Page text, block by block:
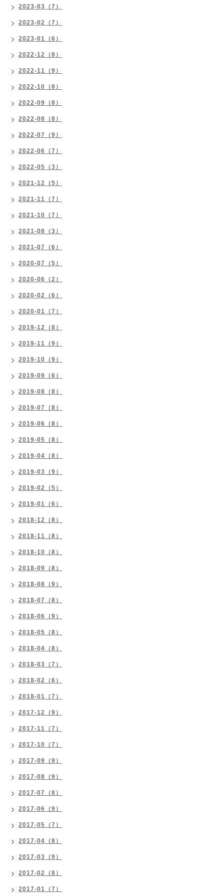
2023-03（7）
2023-02（7）
2023-01（6）
2022-12（8）
2022-11（9）
2022-10（8）
2022-09（8）
2022-08（8）
2022-07（9）
2022-06（7）
2022-05（3）
2021-12（5）
2021-11（7）
2021-10（7）
2021-08（3）
2021-07（6）
2020-07（5）
2020-06（2）
2020-02（6）
2020-01（7）
2019-12（8）
2019-11（9）
2019-10（9）
2019-09（6）
2019-08（8）
2019-07（8）
2019-06（8）
2019-05（8）
2019-04（8）
2019-03（9）
2019-02（5）
2019-01（6）
2018-12（8）
2018-11（8）
2018-10（8）
2018-09（8）
2018-08（9）
2018-07（8）
2018-06（9）
2018-05（8）
2018-04（8）
2018-03（7）
2018-02（6）
2018-01（7）
2017-12（9）
2017-11（7）
2017-10（7）
2017-09（9）
2017-08（9）
2017-07（8）
2017-06（9）
2017-05（7）
2017-04（8）
2017-03（9）
2017-02（8）
2017-01（7）